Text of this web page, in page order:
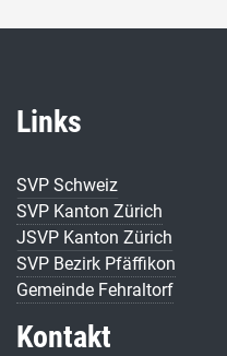
Links
SVP Schweiz
SVP Kanton Zürich
JSVP Kanton Zürich
SVP Bezirk Pfäffikon
Gemeinde Fehraltorf
Kontakt